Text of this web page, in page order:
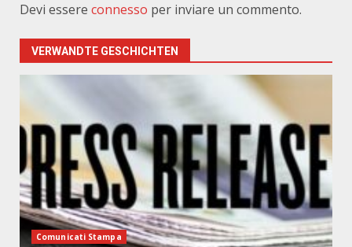
Devi essere connesso per inviare un commento.
VERWANDTE GESCHICHTEN
Comunicati Stampa